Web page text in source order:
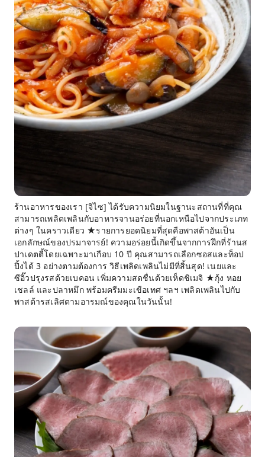
ร้านอาหารของเรา [จิไซ] ได้รับความนิยมในฐานะสถานที่ที่คุณ
สามารถเพลิดเพลินกับอาหารจานอร่อยที่นอกเหนือไปจากประเภท
ต่างๆ ในคราวเดียว ★รายการยอดนิยมที่สุดคือพาสต้าอันเป็น
เอกลักษณ์ของปรมาจารย์! ความอร่อยนี้เกิดขึ้นจากการฝึกที่ร้านส
ปาเดตตี้โดยเฉพาะมาเกือบ 10 ปี คุณสามารถเลือกซอสและท็อป
ปิ้งได้ 3 อย่างตามต้องการ วิธีเพลิดเพลินไม่มีที่สิ้นสุด! เนยและ
ซีอิ๊วปรุงรสด้วยเบคอน เพิ่มความสดชื่นด้วยเห็ดชิเมจิ ★กุ้ง หอย
เชลล์ และปลาหมึก พร้อมครีมมะเขือเทศ ฯลฯ เพลิดเพลินไปกับ
พาสต้ารสเลิศตามอารมณ์ของคุณในวันนั้น!